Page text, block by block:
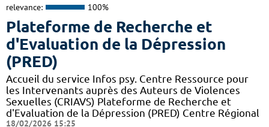
relevance: 100%
Plateforme de Recherche et
d'Evaluation de la Dépression
(PRED)
Accueil du service Infos psy. Centre Ressource pour
les Intervenants auprès des Auteurs de Violences
Sexuelles (CRIAVS) Plateforme de Recherche et
d'Evaluation de la Dépression (PRED) Centre Régional
18/02/2026 15:25